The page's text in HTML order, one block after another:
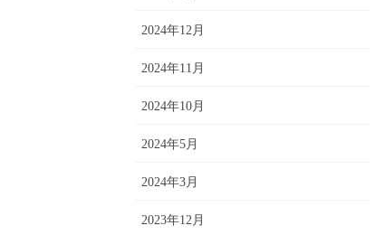
2024年12月
2024年11月
2024年10月
2024年5月
2024年3月
2023年12月